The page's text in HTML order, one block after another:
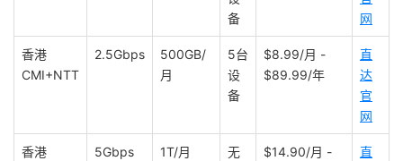
备
网
香港
CMI+NTT
2.5Gbps
500GB/
月
5台
设
备
$8.99/月 -
$89.99/年
直
达
官
网
香港
5Gbps 1T/月
无
$14.90/月 -
直